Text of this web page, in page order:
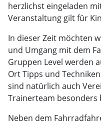
herzlichst eingeladen
Veranstaltung gilt für
In dieser Zeit möchten
und Umgang mit dem
Gruppen Level werden
Ort Tipps und
sind natürlich auch
Trainerteam besonders
Neben dem